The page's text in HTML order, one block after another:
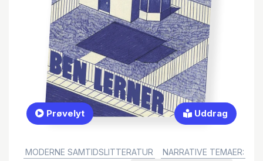
Prøvelyt Uddrag
MODERNE SAMTIDSLITTERATUR
NARRATIVE TEMAER: